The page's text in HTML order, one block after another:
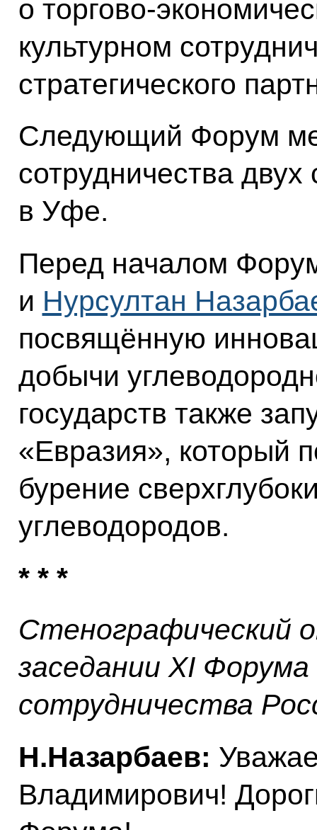
о торгово-
культурном
стратегического
Следующий Форум
сотрудничества
в Уфе.
Перед началом
и Нурсултан
посвящённую
добычи
государств также
«Евразия», который
бурение
углеводородов.
* * *
Стенографический
заседании XI
сотрудничества
Н.Назарбаев:
Владимирович!